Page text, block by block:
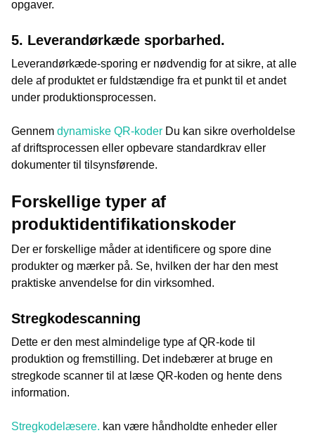
opgaver.
5. Leverandørkæde sporbarhed.
Leverandørkæde-sporing er nødvendig for at sikre, at alle
dele af produktet er fuldstændige fra et punkt til et andet
under produktionsprocessen.
Gennem dynamiske QR-koder Du kan sikre overholdelse
af driftsprocessen eller opbevare standardkrav eller
dokumenter til tilsynsførende.
Forskellige typer af
produktidentifikationskoder
Der er forskellige måder at identificere og spore dine
produkter og mærker på. Se, hvilken der har den mest
praktiske anvendelse for din virksomhed.
Stregkodescanning
Dette er den mest almindelige type af QR-kode til
produktion og fremstilling. Det indebærer at bruge en
stregkode scanner til at læse QR-koden og hente dens
information.
Stregkodelæsere. kan være håndholdte enheder eller